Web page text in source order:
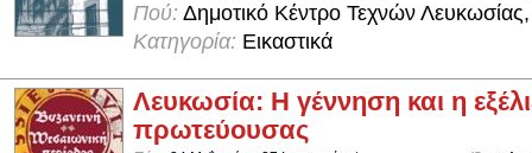
Πού: Δημοτικό Κέντρο Τεχνών
Κατηγορία: Εικαστικά
Λευκωσία: Η γέννηση και η
πρωτεύουσας